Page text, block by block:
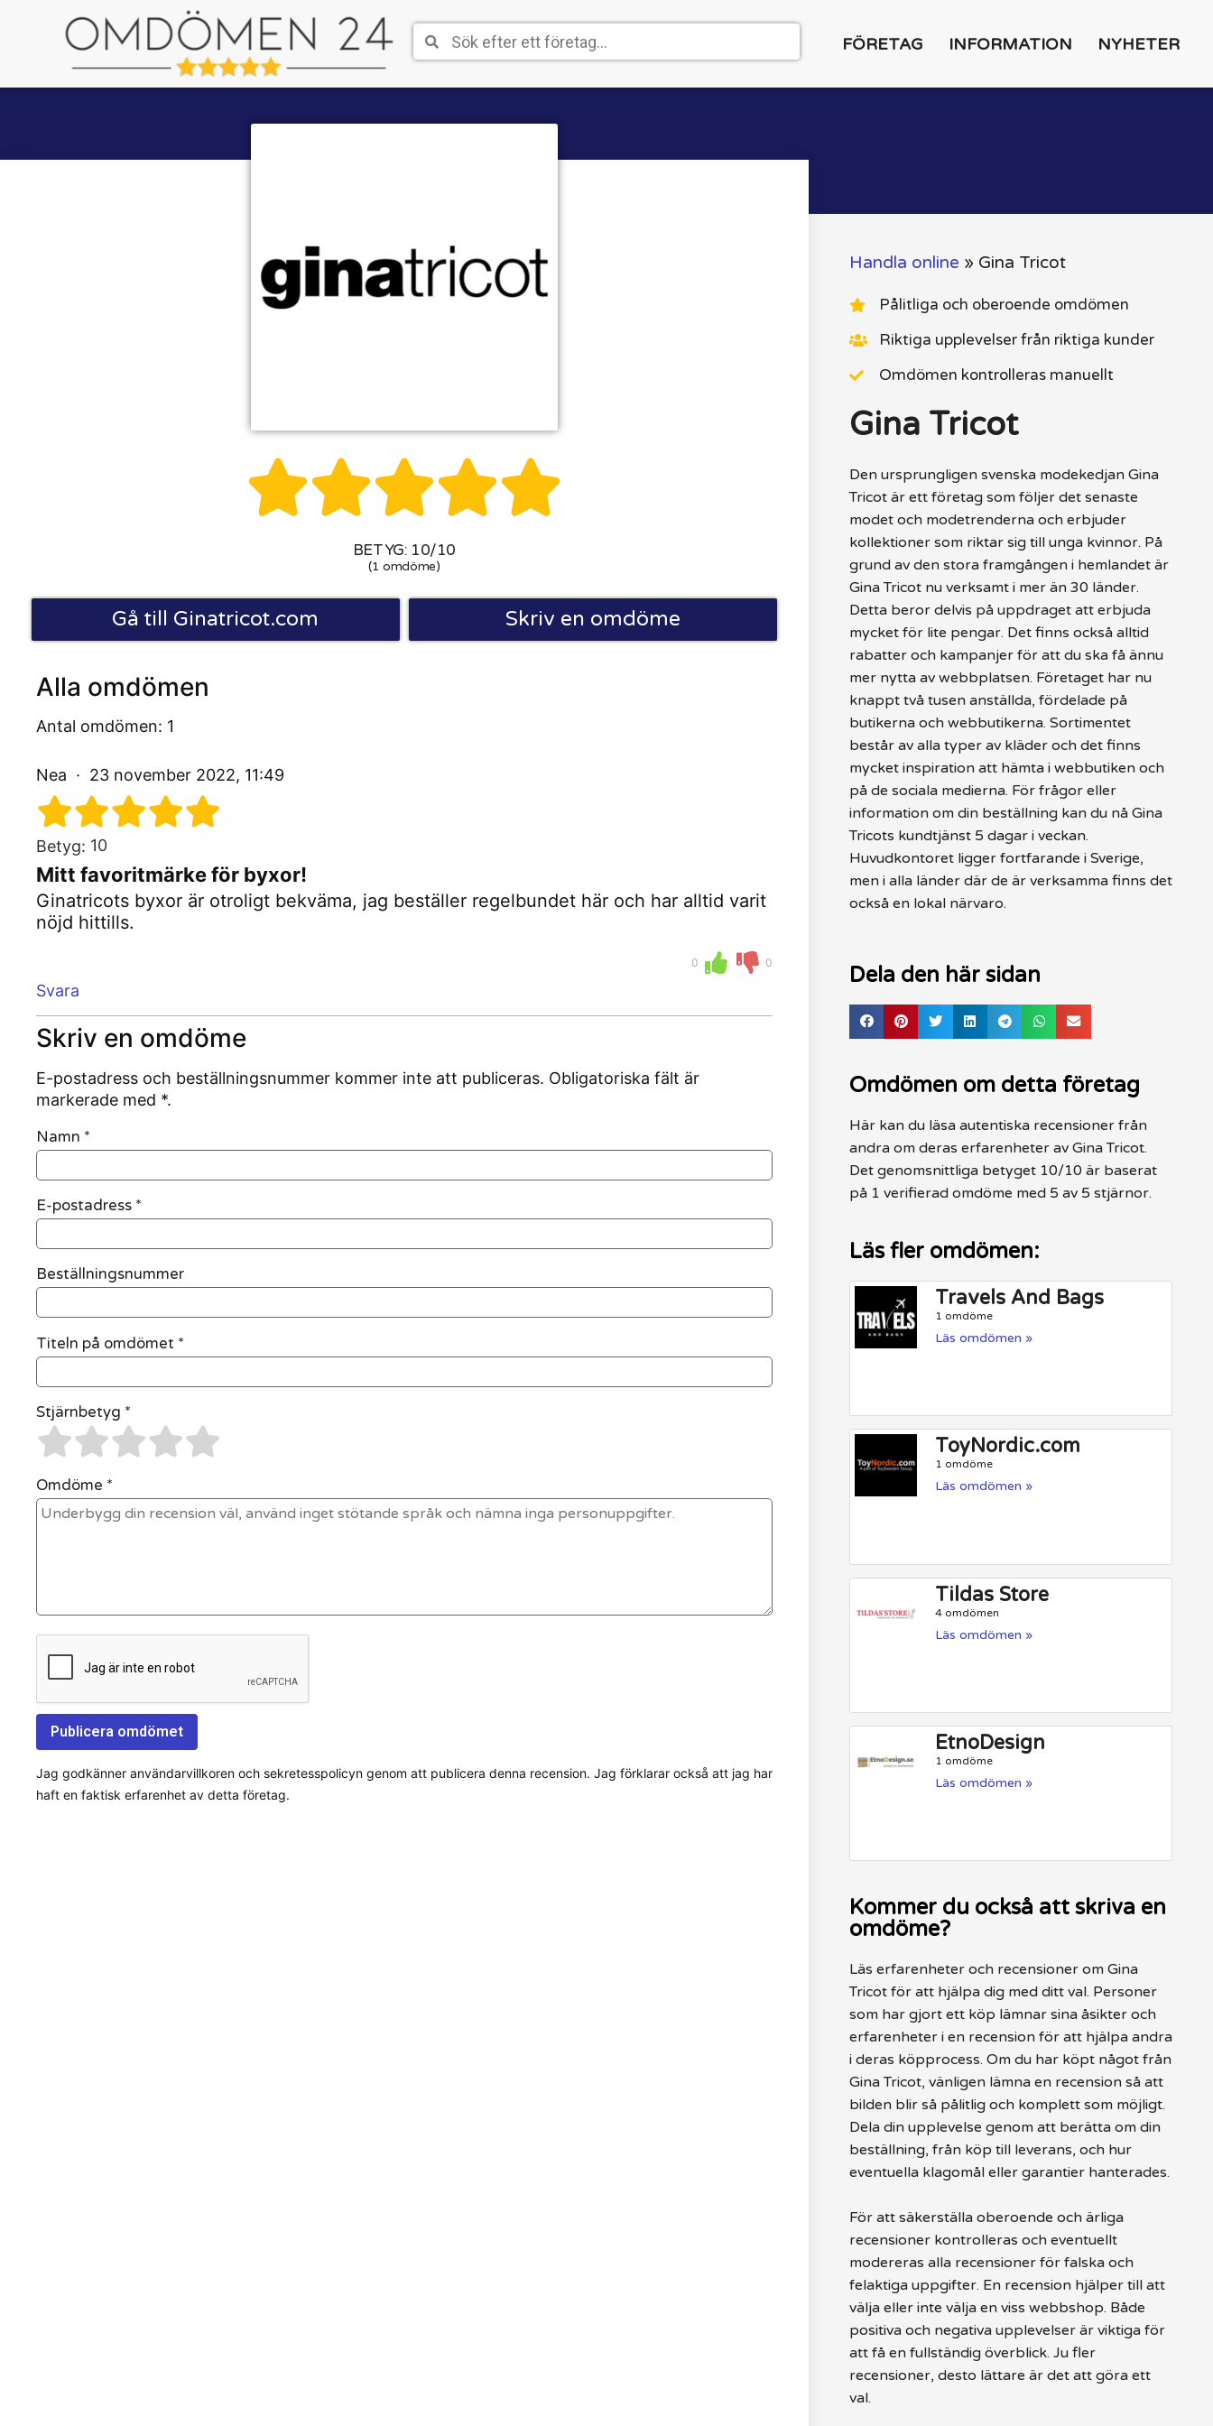
FÖRETAG INFORMATION NYHETER

BETYG: 10/10
(1 omdöme)
Gå till Ginatricot.com Skriv en omdöme
Alla omdömen
Antal omdömen: 1
Nea 23 november 2022, 11:49
Betyg: 10
Mitt favoritmärke för byxor!
Ginatricots byxor är otroligt bekväma, jag beställer regelbundet här och har alltid varit
nöjd hittills.
0 0
Svara
Skriv en omdöme
E-postadress och beställningsnummer kommer inte att publiceras. Obligatoriska fält är
markerade med *.
Namn *
E-postadress *
Beställningsnummer
Titeln på omdömet *
Stjärnbetyg *
Omdöme *
Jag godkänner användarvillkoren och sekretesspolicyn genom att publicera denna recension. Jag förklarar också att jag har
haft en faktisk erfarenhet av detta företag.
Handla online » Gina Tricot
Pålitliga och oberoende omdömen
Riktiga upplevelser från riktiga kunder
Omdömen kontrolleras manuellt
Gina Tricot
Den ursprungligen svenska modekedjan Gina
Tricot är ett företag som följer det senaste
modet och modetrenderna och erbjuder
kollektioner som riktar sig till unga kvinnor. På
grund av den stora framgången i hemlandet är
Gina Tricot nu verksamt i mer än 30 länder.
Detta beror delvis på uppdraget att erbjuda
mycket för lite pengar. Det finns också alltid
rabatter och kampanjer för att du ska få ännu
mer nytta av webbplatsen. Företaget har nu
knappt två tusen anställda, fördelade på
butikerna och webbutikerna. Sortimentet
består av alla typer av kläder och det finns
mycket inspiration att hämta i webbutiken och
på de sociala medierna. För frågor eller
information om din beställning kan du nå Gina
Tricots kundtjänst 5 dagar i veckan.
Huvudkontoret ligger fortfarande i Sverige,
men i alla länder där de är verksamma finns det
också en lokal närvaro.
Dela den här sidan
Omdömen om detta företag
Här kan du läsa autentiska recensioner från
andra om deras erfarenheter av Gina Tricot.
Det genomsnittliga betyget 10/10 är baserat
på 1 verifierad omdöme med 5 av 5 stjärnor.
Läs fler omdömen:
Travels And Bags
1 omdöme
Läs omdömen »
ToyNordic.com
1 omdöme
Läs omdömen »
Tildas Store
4 omdömen
Läs omdömen »
EtnoDesign
1 omdöme
Läs omdömen »
Kommer du också att skriva en
omdöme?
Läs erfarenheter och recensioner om Gina
Tricot för att hjälpa dig med ditt val. Personer
som har gjort ett köp lämnar sina åsikter och
erfarenheter i en recension för att hjälpa andra
i deras köpprocess. Om du har köpt något från
Gina Tricot, vänligen lämna en recension så att
bilden blir så pålitlig och komplett som möjligt.
Dela din upplevelse genom att berätta om din
beställning, från köp till leverans, och hur
eventuella klagomål eller garantier hanterades.
För att säkerställa oberoende och ärliga
recensioner kontrolleras och eventuellt
modereras alla recensioner för falska och
felaktiga uppgifter. En recension hjälper till att
välja eller inte välja en viss webbshop. Både
positiva och negativa upplevelser är viktiga för
att få en fullständig överblick. Ju fler
recensioner, desto lättare är det att göra ett
val.